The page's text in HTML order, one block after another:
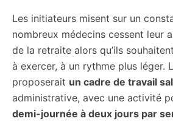
Les initiateurs misent sur un
nombreux médecins cessent leur
de la retraite alors qu’ils
à exercer, à un rythme plus léger.
proposerait un cadre de travail
administrative, avec une activité
demi-journée à deux jours par